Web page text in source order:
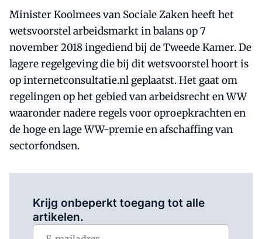
Minister Koolmees van Sociale Zaken heeft het
wetsvoorstel arbeidsmarkt in balans op 7
november 2018 ingediend bij de Tweede Kamer. De
lagere regelgeving die bij dit wetsvoorstel hoort is
op internetconsultatie.nl geplaatst. Het gaat om
regelingen op het gebied van arbeidsrecht en WW
waaronder nadere regels voor oproepkrachten en
de hoge en lage WW-premie en afschaffing van
sectorfondsen.
Krijg onbeperkt toegang tot alle
artikelen.